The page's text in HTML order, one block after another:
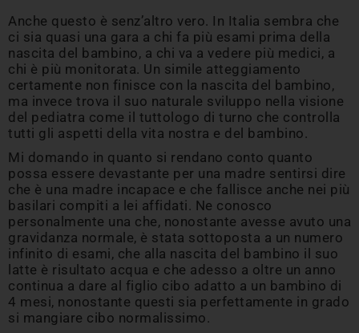
Anche questo è senz’altro vero. In Italia sembra che
ci sia quasi una gara a chi fa più esami prima della
nascita del bambino, a chi va a vedere più medici, a
chi è più monitorata. Un simile atteggiamento
certamente non finisce con la nascita del bambino,
ma invece trova il suo naturale sviluppo nella visione
del pediatra come il tuttologo di turno che controlla
tutti gli aspetti della vita nostra e del bambino.
Mi domando in quanto si rendano conto quanto
possa essere devastante per una madre sentirsi dire
che è una madre incapace e che fallisce anche nei più
basilari compiti a lei affidati. Ne conosco
personalmente una che, nonostante avesse avuto una
gravidanza normale, è stata sottoposta a un numero
infinito di esami, che alla nascita del bambino il suo
latte è risultato acqua e che adesso a oltre un anno
continua a dare al figlio cibo adatto a un bambino di
4 mesi, nonostante questi sia perfettamente in grado
si mangiare cibo normalissimo.